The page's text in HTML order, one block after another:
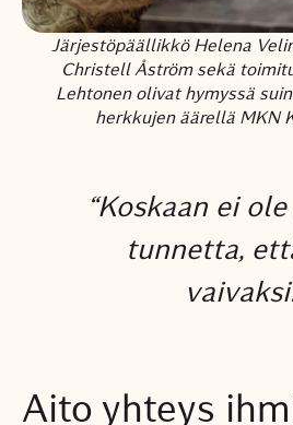
Järjestöpäällikkö Helena
Christell Åström sekä
Lehtonen olivat hymyssä
herkkujen äärellä MKN
“Koskaan ei
tunnetta,
Aito yhteys